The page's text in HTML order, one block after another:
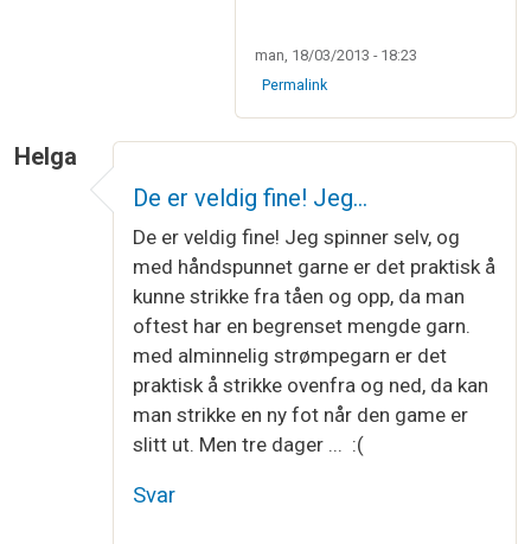
man, 18/03/2013 - 18:23
Permalink
Helga
De er veldig fine! Jeg…
De er veldig fine! Jeg spinner selv, og
med håndspunnet garne er det praktisk å
kunne strikke fra tåen og opp, da man
oftest har en begrenset mengde garn.
med alminnelig strømpegarn er det
praktisk å strikke ovenfra og ned, da kan
man strikke en ny fot når den game er
slitt ut. Men tre dager ... :(
Svar